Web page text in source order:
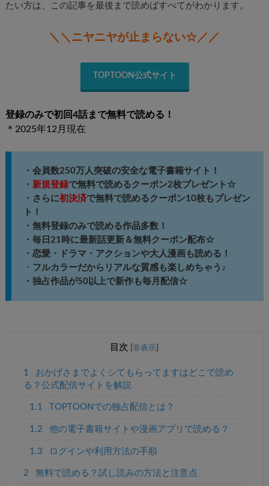
たい方は、この記事を最後まで読めばすべてがわかります。
＼＼ニヤニヤが止まらない☆／／
TOPTOON公式サイト
登録のみで初回4話まで無料で読める！
＊2025年12月現在
・会員数250万人突破の安全な電子書籍サイト！
・ 新規登録で無料で読めるクーポン2枚プレゼント☆
・さらに初決済で無料で読めるクーポン10枚もプレゼン
ト！
・無料登録のみで読める作品多数！
・毎日21時に最新話更新＆無料クーポン配布☆
・恋愛・ドラマ・アクションや大人漫画も読める！
・ フルカラーだからリアルな質感も楽しめちゃう♪
・独占作品が50以上で新作も毎月配信☆
目次 [非表示
1
おかげさまでよくシてもらってますはどこで読め
る？公式配信サイトを解説
1.1 TOPTOONでの独占配信とは？
1.2 他の電子書籍サイトや漫画アプリで読める？
1.3 ログインや利用方法の手順
2 無料で読める？試し読みの方法と注意点